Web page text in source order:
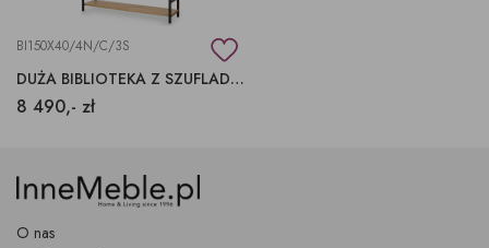
BI150X40/4N/C/3S
DUŻA BIBLIOTEKA Z SZUFLADAMI NA WYMIAR
8 490,- zł
O nas